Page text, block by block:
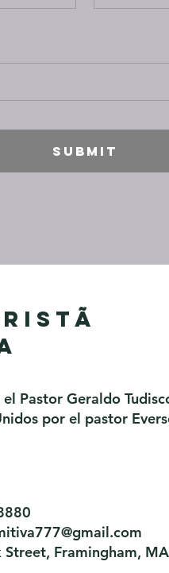
SUBMIT
Pastor Geraldo
por el pastor
Framingham,